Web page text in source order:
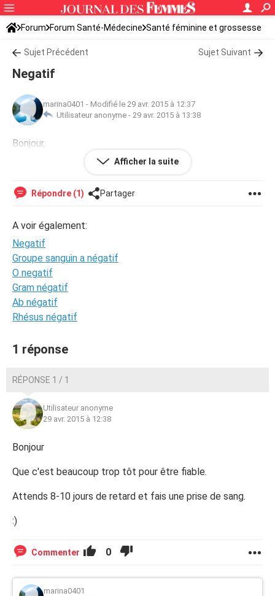
Forum Forum Santé-Médecine Santé féminine et grossesse
Sujet Précédent Sujet Suivant
Negatif
marina0401 - Modifié le 29 avr. 2015 à 12:37
Utilisateur anonyme - 29 avr. 2015 à 13:38
Bonjour,
Voilà j'ai trois jour de retard et mal à la poitrine mais j'ai
fait un test pipi est il est négatif quand pencez vous ?
Afficher la suite
Répondre (1) Partager
A voir également:
Negatif
Groupe sanguin a négatif
O negatif
Gram négatif
Ab négatif
Rhésus négatif
1 réponse
RÉPONSE 1 / 1
Utilisateur anonyme
29 avr. 2015 à 12:38
Bonjour
Que c'est beaucoup trop tôt pour être fiable.
Attends 8-10 jours de retard et fais une prise de sang.
:)
Commenter 0
marina0401